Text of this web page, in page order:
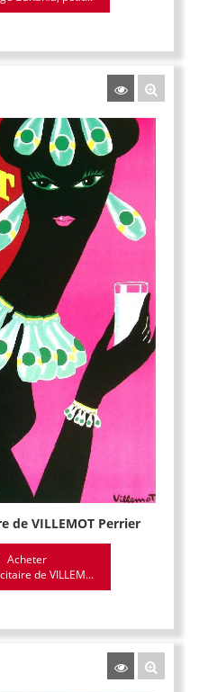
de VILLEMOT Perrier
Acheter
de VILLEM...